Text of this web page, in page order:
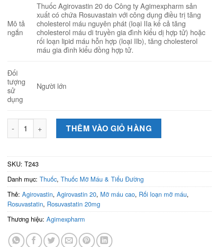
Mô tả
ngắn
Thuốc Agirovastin 20 do Công ty Agimexpharm sản
xuất có chứa Rosuvastain với công dụng điều trị tăng
cholesterol máu nguyên phát (loại IIa kể cả tăng
cholesterol máu di truyền gia đình kiểu dị hợp tử) hoặc
rối loạn lipid máu hỗn hợp (loại IIb), tăng cholesterol
máu gia đình kiểu đồng hợp tử.
Đối
tượng
sử
dụng
Người lớn
Agirovastin 20 (Hộp 3 vỉ x 10 viên) - Thuốc điều trị rối loạn
THÊM VÀO GIỎ HÀNG
SKU: T243
Danh mục: Thuốc, Thuốc Mỡ Máu & Tiểu Đường
Thẻ: Agirovastin, Agirovastin 20, Mỡ máu cao, Rối loạn mỡ máu,
Rosuvastatin, Rosuvastatin 20mg
Thương hiệu: Agimexpharm